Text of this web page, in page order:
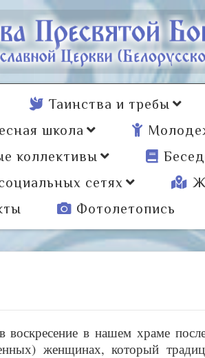
Таинства и требы
школа
коллективы
сетях
Фотолетопись
воскресение в нашем храме
женщинах, который